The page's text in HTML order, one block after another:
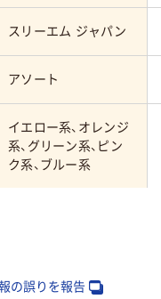
スリーエム ジャパン
アソート
イエロー系、オレンジ
系、グリーン系、ピン
ク系、ブルー系
ネオンカラー
の誤りを報告